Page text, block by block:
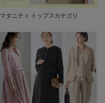
マタニティ トップスカテゴリ